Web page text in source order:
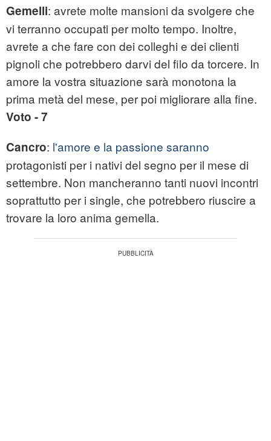
Gemelli: avrete molte mansioni da svolgere che
vi terranno occupati per molto tempo. Inoltre,
avrete a che fare con dei colleghi e dei clienti
pignoli che potrebbero darvi del filo da torcere. In
amore la vostra situazione sarà monotona la
prima metà del mese, per poi migliorare alla fine.
Voto - 7
Cancro: l'amore e la passione saranno
protagonisti per i nativi del segno per il mese di
settembre. Non mancheranno tanti nuovi incontri
soprattutto per i single, che potrebbero riuscire a
trovare la loro anima gemella.